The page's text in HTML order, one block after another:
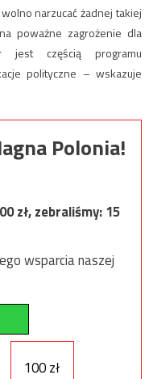
narzucać żadnej takiej
poważne zagrożenie dla
jest częścią programu
polityczne – wskazuje
Polonia!
zł, zebraliśmy:15
wsparcia naszej
100 zł